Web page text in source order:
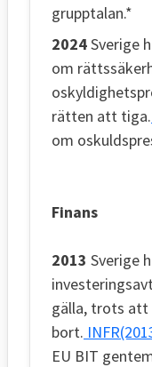
grupptalan.*
2024Sverige
om
rätten att tiga.
om
Finans
2013 Sverige
gälla, trots
bort.
EU BIT